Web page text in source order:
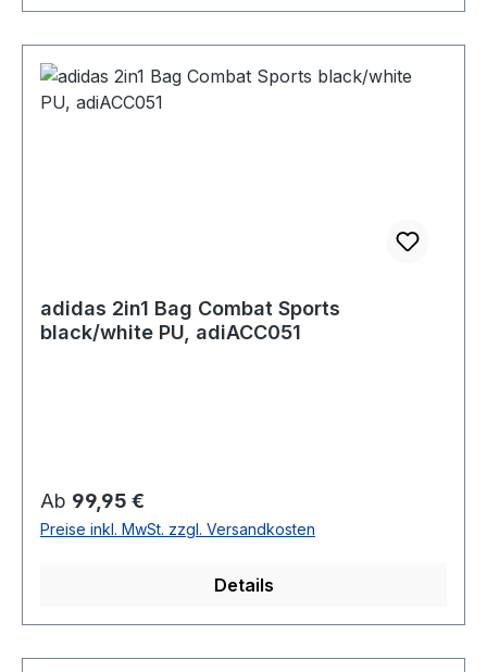
adidas 2in1 Bag Combat Sports
black/white PU, adiACC051
Regulärer Preis:
Ab 99,95 €
Preise inkl. MwSt. zzgl. Versandkosten
Details